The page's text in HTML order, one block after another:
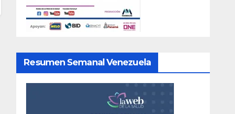
Resumen Semanal Venezuela